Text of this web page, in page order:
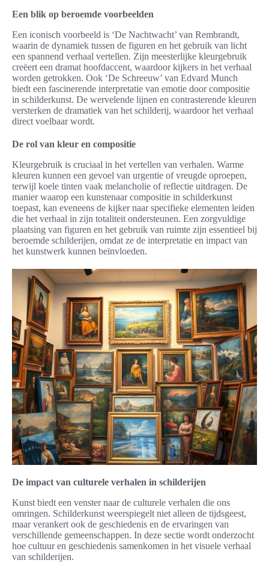
Een blik op beroemde voorbeelden
Een iconisch voorbeeld is ‘De Nachtwacht’ van Rembrandt,
waarin de dynamiek tussen de figuren en het gebruik van licht
een spannend verhaal vertellen. Zijn meesterlijke kleurgebruik
creëert een dramat hoofdaccent, waardoor kijkers in het verhaal
worden getrokken. Ook ‘De Schreeuw’ van Edvard Munch
biedt een fascinerende interpretatie van emotie door compositie
in schilderkunst. De wervelende lijnen en contrasterende kleuren
versterken de dramatiek van het schilderij, waardoor het verhaal
direct voelbaar wordt.
De rol van kleur en compositie
Kleurgebruik is cruciaal in het vertellen van verhalen. Warme
kleuren kunnen een gevoel van urgentie of vreugde oproepen,
terwijl koele tinten vaak melancholie of reflectie uitdragen. De
manier waarop een kunstenaar compositie in schilderkunst
toepast, kan eveneens de kijker naar specifieke elementen leiden
die het verhaal in zijn totaliteit ondersteunen. Een zorgvuldige
plaatsing van figuren en het gebruik van ruimte zijn essentieel bij
beroemde schilderijen, omdat ze de interpretatie en impact van
het kunstwerk kunnen beïnvloeden.
De impact van culturele verhalen in schilderijen
Kunst biedt een venster naar de culturele verhalen die ons
omringen. Schilderkunst weerspiegelt niet alleen de tijdsgeest,
maar verankert ook de geschiedenis en de ervaringen van
verschillende gemeenschappen. In deze sectie wordt onderzocht
hoe cultuur en geschiedenis samenkomen in het visuele verhaal
van schilderijen.